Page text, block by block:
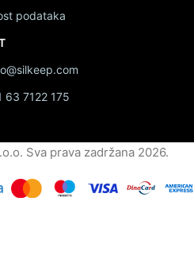
podataka
63 7122 175
Sva prava zadržana 2026.